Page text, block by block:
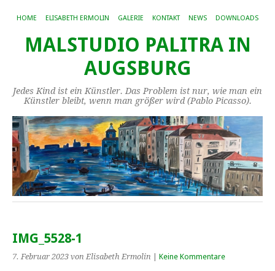
HOME ELISABETH ERMOLIN GALERIE KONTAKT NEWS DOWNLOADS
MALSTUDIO PALITRA IN
AUGSBURG
Jedes Kind ist ein Künstler. Das Problem ist nur, wie man ein
Künstler bleibt, wenn man größer wird (Pablo Picasso).
IMG_5528-1
7. Februar 2023 von Elisabeth Ermolin | Keine Kommentare